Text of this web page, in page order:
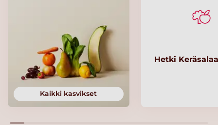
Kaikki kasvikset
Hetki